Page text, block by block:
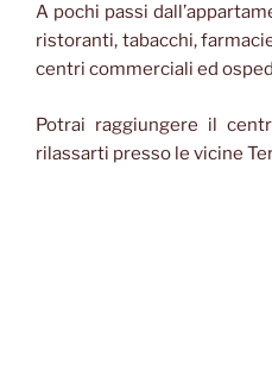
A pochi passi
ristoranti, tabacchi,
centri commerciali ed
Potrai raggiungere il
rilassarti presso le vicine